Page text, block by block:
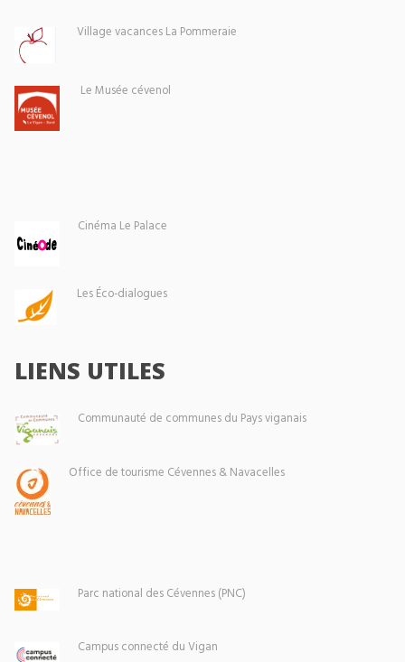
Village vacances La Pommeraie
Le Musée cévenol
Cinéma Le Palace
Les Éco-dialogues
LIENS UTILES
Communauté de communes du Pays viganais
Office de tourisme Cévennes & Navacelles
Parc national des Cévennes (PNC)
Campus connecté du Vigan